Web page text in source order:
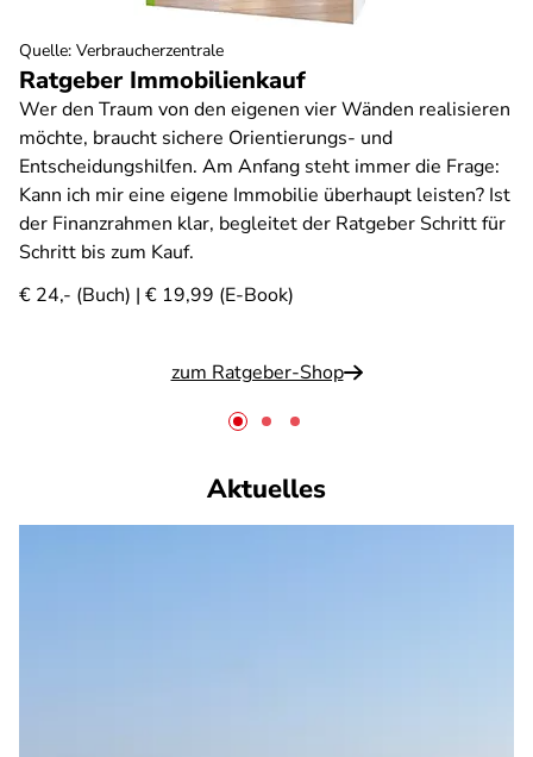
Ratgeber Immobilienkauf
Wer den Traum von den eigenen vier Wänden realisieren
möchte, braucht sichere Orientierungs- und
Entscheidungshilfen. Am Anfang steht immer die Frage:
Kann ich mir eine eigene Immobilie überhaupt leisten? Ist
der Finanzrahmen klar, begleitet der Ratgeber Schritt für
Schritt bis zum Kauf.
€ 24,- (Buch) | € 19,99 (E-Book)
zum Ratgeber-Shop
Quelle: Verbraucherzentrale
Aktuelles